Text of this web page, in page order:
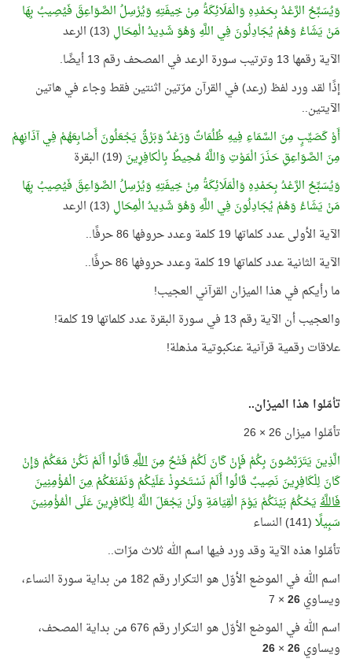
وَيُسَبِّحُ الرَّعْدُ بِحَمْدِهِ وَالْمَلَائِكَةُ مِنْ خِيفَتِهِ وَيُرْسِلُ الصَّوَاعِقَ فَيُصِيبُ بِهَا
مَنْ يَشَاءُ وَهُمْ يُجَادِلُونَ فِي اللَّهِ وَهُوَ شَدِيدُ الْمِحَالِ (13) الرعد
الآية رقمها 13 وترتيب سورة الرعد في المصحف رقم 13 أيضًا.
إذًا لقد ورد لفظ (رعد) في القرآن مرّتين اثنتين فقط وجاء في هاتين
الآيتين..
أَوْ كَصَيِّبٍ مِنَ السَّمَاءِ فِيهِ ظُلُمَاتٌ وَرَعْدٌ وَبَرْقٌ يَجْعَلُونَ أَصْابِعَهُمْ فِي آذَانِهِمْ
مِنَ الصَّوَاعِقِ حَذَرَ الْمَوْتِ وَاللَّهُ مُحِيطٌ بِالْكافِرِينَ (19) البقرة
وَيُسَبِّحُ الرَّعْدُ بِحَمْدِهِ وَالْمَلَائِكَةُ مِنْ خِيفَتِهِ وَيُرْسِلُ الصَّوَاعِقَ فَيُصِيبُ بِهَا
مَنْ يَشَاءُ وَهُمْ يُجَادِلُونَ فِي اللَّهِ وَهُوَ شَدِيدُ الْمِحَالِ (13) الرعد
الآية الأولى عدد كلماتها 19 كلمة وعدد حروفها 86 حرفًا..
الآية الثانية عدد كلماتها 19 كلمة وعدد حروفها 86 حرفًا..
ما رأيكم في هذا الميزان القرآني العجيب!
والعجيب أن الآية رقم 13 في سورة البقرة عدد كلماتها 19 كلمة!
علاقات رقمية قرآنية عنكبوتية مذهلة!
تأمّلوا هذا الميزان..
تأمّلوا ميزان 26 × 26
الَّذِينَ يَتَرَبَّصُونَ بِكُمْ فَإِنْ كَانَ لَكُمْ فَتْحٌ مِنَاللَّهِقَالُوا أَلَمْ نَكُنْ مَعَكُمْ وَإِنْ
كَانَ لِلْكَافِرِينَ نَصِيبٌ قَالُوا أَلَمْ نَسْتَحْوِذْ عَلَيْكُمْ وَنَمْنَعْكُمْمِنَ الْمُؤْمِنِينَ
فَاللَّهُيَحْكُمُ بَيْنَكُمْ يَوْمَ الْقِيَامَةِ وَلَنْ يَجْعَلَ اللَّهُ لِلْكَافِرِينَ عَلَى الْمُؤْمِنِينَ
سَبِيلًا(141) النساء
تأمّلوا هذه الآية وقد ورد فيها اسم الله ثلاث مرّات..
اسم الله في الموضع الأوّل هو التكرار رقم 182 من بداية سورة النساء،
ويساوي26
× 7
اسم الله في الموضع الأوّل هو التكرار رقم 676 من بداية المصحف،
ويساوي26
×
26